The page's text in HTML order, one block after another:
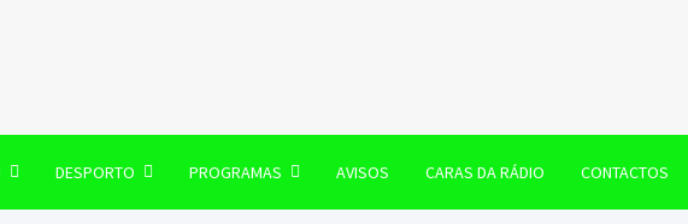
FM
DESPORTO PROGRAMAS AVISOS CARAS DA RÁDIO CONTACTOS